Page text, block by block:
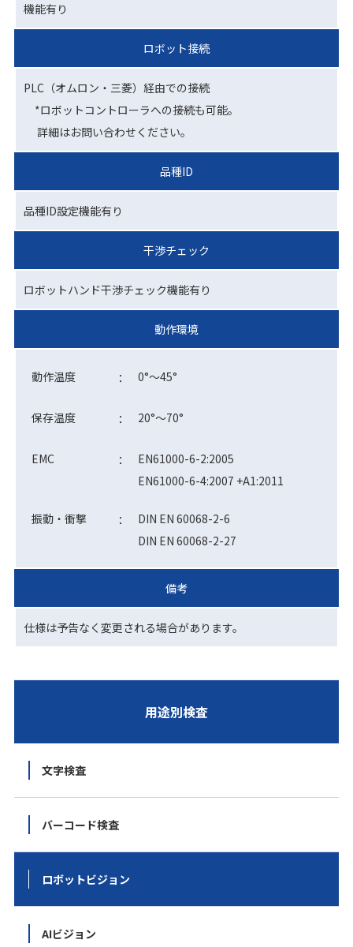
機能有り
ロボット接続
PLC（オムロン・三菱）経由での接続
*ロボットコントローラへの接続も可能。
詳細はお問い合わせください。
品種ID
品種ID設定機能有り
干渉チェック
ロボットハンド干渉チェック機能有り
動作環境
動作温度 ： 0°～45°
保存温度 ： 20°～70°
EMC ：
EN61000-6-2:2005
EN61000-6-4:2007 +A1:2011
振動・衝撃 ：
DIN EN 60068-2-6
DIN EN 60068-2-27
備考
仕様は予告なく変更される場合があります。
用途別検査
文字検査
バーコード検査
ロボットビジョン
AIビジョン